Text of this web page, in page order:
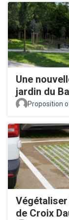
Une
jardin du
Proposition
de Croix